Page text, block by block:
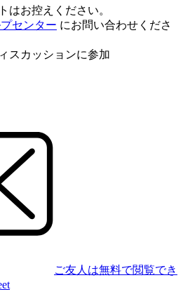
はお控えください。
センター にお問い合わせくださ
スカッションに参加
ご友人は無料で閲覧でき